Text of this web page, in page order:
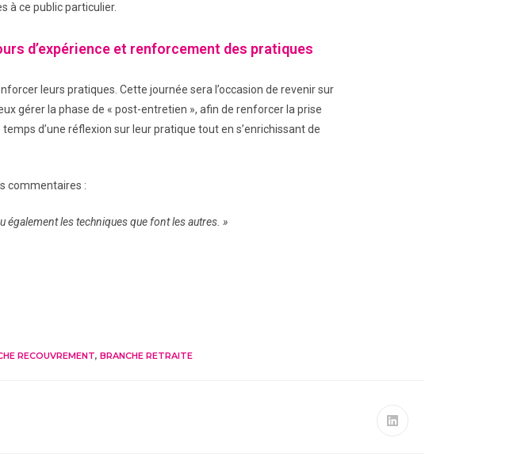
à ce public particulier.
d’expérience et renforcement des pratiques
leurs pratiques. Cette journée sera l’occasion de revenir sur
gérer la phase de « post-entretien », afin de renforcer la prise
d’une réflexion sur leur pratique tout en s’enrichissant de
commentaires :
également les techniques que font les autres. »
RECOUVREMENT, BRANCHE RETRAITE